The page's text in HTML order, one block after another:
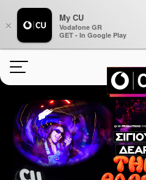
ONLINE ΑΝΑΝΕΩΣΗ
ΠΑΚΕΤΑ
BONUS
×
My CU
Vodafone GR
GET - In Google Play